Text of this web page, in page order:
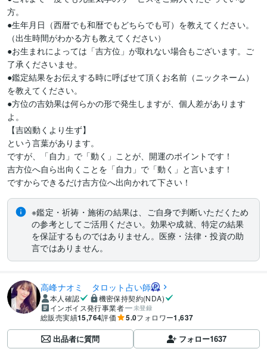
方。
●生年月日（西暦でも和暦でもどちらでも可）を教えてください。
（出生時間がわかる方も教えてください）
●お生まれによっては「吉方位」が取れない場合もございます。ご
了承くださいませ。
●鑑定結果をお伝えする時に呼ばせて頂くお名前（ニックネーム）
を教えてください。
●方位の吉効果は何らかの形で発生しますが、個人差があります
よ。
【吉凶動くより生ず】
という言葉があります。
ですが、「自力」で「動く」ことが、開運のポイントです！
吉方位へ自ら出向くことを「自力」で「動く」と言います！
ですからできるだけ吉方位へ出向かれて下さい！
※鑑定・祈祷・施術の結果は、ご自身で判断いただくため
の参考としてご活用ください。効果や成就、特定の結果
を保証するものではありません。医療・法律・投資の助
言ではありません。
高峰ナオミ タロット占い師
本人確認
機密保持契約(NDA)
インボイス発行事業者
未登録
総販売実績15,764評価 5.0フォロワー1,637
出品者に質問 フォロー1637